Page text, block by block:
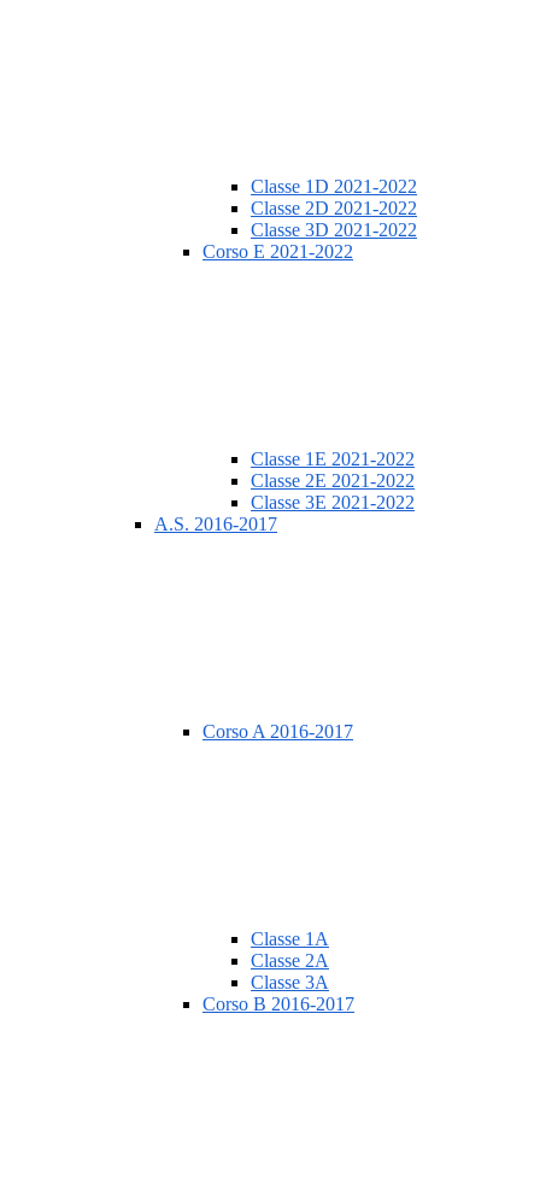
Classe 1D 2021-2022
Classe 2D 2021-2022
Classe 3D 2021-2022
Corso E 2021-2022
Classe 1E 2021-2022
Classe 2E 2021-2022
Classe 3E 2021-2022
A.S. 2016-2017
Corso A 2016-2017
Classe 1A
Classe 2A
Classe 3A
Corso B 2016-2017